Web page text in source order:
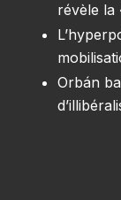
révèle la
Orbán